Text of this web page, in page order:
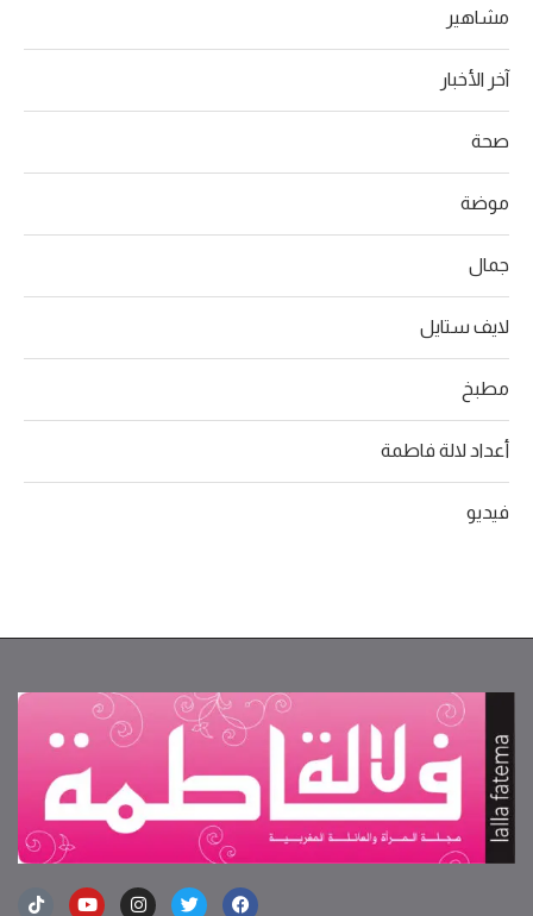
مشاهير
آخر الأخبار
صحة
موضة
جمال
لايف ستايل
مطبخ
أعداد لالة فاطمة
فيديو